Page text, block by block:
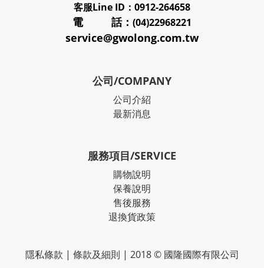
客服Line ID：0912-264658
電 話： (04)22968221
service@gwolong.com.tw
公司/COMPANY
公司介紹
最新消息
服務項目/SERVICE
購物說明
保養說明
售後服務
退換貨政策
隱私條款 | 條款及細則 | 2018 © 國隆國際有限公司